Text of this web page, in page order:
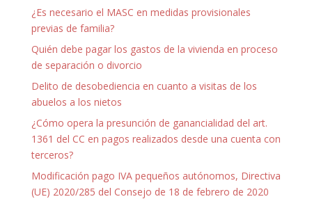
¿Es necesario el MASC en medidas provisionales
previas de familia?
Quién debe pagar los gastos de la vivienda en proceso
de separación o divorcio
Delito de desobediencia en cuanto a visitas de los
abuelos a los nietos
¿Cómo opera la presunción de ganancialidad del art.
1361 del CC en pagos realizados desde una cuenta con
terceros?
Modificación pago IVA pequeños autónomos, Directiva
(UE) 2020/285 del Consejo de 18 de febrero de 2020